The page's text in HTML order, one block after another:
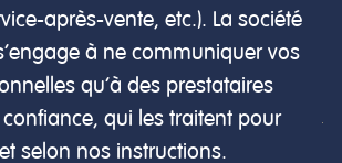
après-vente, etc.). La société
à ne communiquer vos
qu’à des prestataires
qui les traitent pour
selon nos instructions.